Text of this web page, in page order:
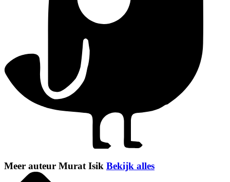
Meer auteur Murat Isik Bekijk alles